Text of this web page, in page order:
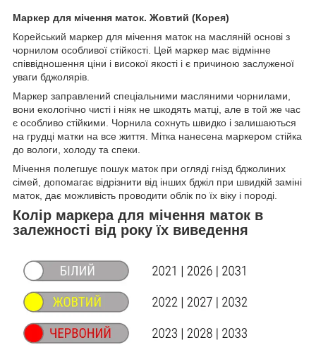
Маркер для мічення маток. Жовтий (Корея)
Корейський маркер для мічення маток на масляній основі з
чорнилом особливої стійкості. Цей маркер має відмінне
співвідношення ціни і високої якості і є причиною заслуженої
уваги бджолярів.
Маркер заправлений спеціальними масляними чорнилами,
вони екологічно чисті і ніяк не шкодять матці, але в той же час
є особливо стійкими. Чорнила сохнуть швидко і залишаються
на грудці матки на все життя. Мітка нанесена маркером стійка
до вологи, холоду та спеки.
Мічення полегшує пошук маток при огляді гнізд бджолиних
сімей, допомагає відрізнити від інших бджіл при швидкій заміні
маток, дає можливість проводити облік по їх віку і породі.
Колір маркера для мічення маток в
залежності від року їх виведення